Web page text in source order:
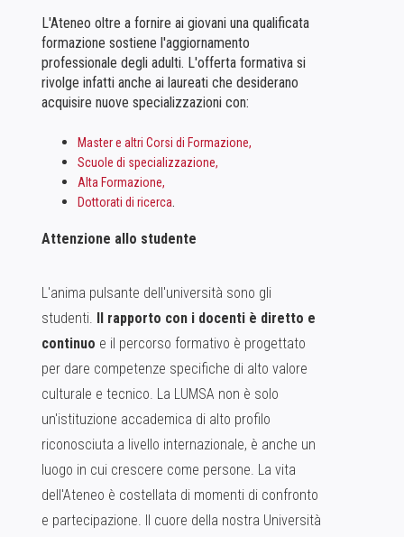
L'Ateneo oltre a fornire ai giovani una qualificata
formazione sostiene l'aggiornamento
professionale degli adulti. L'offerta formativa si
rivolge infatti anche ai laureati che desiderano
acquisire nuove specializzazioni con:
Master e altri Corsi di Formazione,
Scuole di specializzazione,
Alta Formazione,
Dottorati di ricerca.
Attenzione allo studente
L'anima pulsante dell'università sono gli
studenti. Il rapporto con i docenti è diretto e
continuo e il percorso formativo è progettato
per dare competenze specifiche di alto valore
culturale e tecnico. La LUMSA non è solo
un'istituzione accademica di alto profilo
riconosciuta a livello internazionale, è anche un
luogo in cui crescere come persone. La vita
dell'Ateneo è costellata di momenti di confronto
e partecipazione. Il cuore della nostra Università